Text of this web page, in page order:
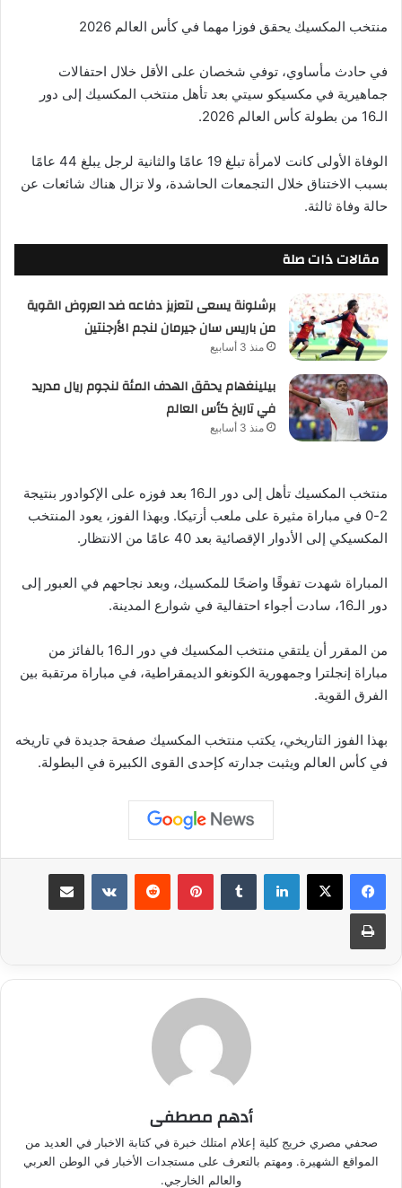
منتخب المكسيك يحقق فوزا مهما في كأس العالم 2026
في حادث مأساوي، توفي شخصان على الأقل خلال احتفالات
جماهيرية في مكسيكو سيتي بعد تأهل منتخب المكسيك إلى دور
الـ16 من بطولة كأس العالم 2026.
الوفاة الأولى كانت لامرأة تبلغ 19 عامًا والثانية لرجل يبلغ 44 عامًا
بسبب الاختناق خلال التجمعات الحاشدة، ولا تزال هناك شائعات عن
حالة وفاة ثالثة.
مقالات ذات صلة
برشلونة يسعى لتعزيز دفاعه ضد العروض القوية
من باريس سان جيرمان لنجم الأرجنتين
منذ 3 أسابيع
بيلينغهام يحقق الهدف المئة لنجوم ريال مدريد
في تاريخ كأس العالم
منذ 3 أسابيع
منتخب المكسيك تأهل إلى دور الـ16 بعد فوزه على الإكوادور بنتيجة
2-0 في مباراة مثيرة على ملعب أزتيكا. وبهذا الفوز، يعود المنتخب
المكسيكي إلى الأدوار الإقصائية بعد 40 عامًا من الانتظار.
المباراة شهدت تفوقًا واضحًا للمكسيك، وبعد نجاحهم في العبور إلى
دور الـ16، سادت أجواء احتفالية في شوارع المدينة.
من المقرر أن يلتقي منتخب المكسيك في دور الـ16 بالفائز من
مباراة إنجلترا وجمهورية الكونغو الديمقراطية، في مباراة مرتقبة بين
الفرق القوية.
بهذا الفوز التاريخي، يكتب منتخب المكسيك صفحة جديدة في تاريخه
في كأس العالم ويثبت جدارته كإحدى القوى الكبيرة في البطولة.
لينكدإن بينتيريست مشاركة عبر البريد
طباعة
أدهم مصطفى
صحفي مصري خريج كلية إعلام امتلك خبرة في كتابة الاخبار في العديد من
المواقع الشهيرة. ومهتم بالتعرف على مستجدات الأخبار في الوطن العربي
والعالم الخارجي.